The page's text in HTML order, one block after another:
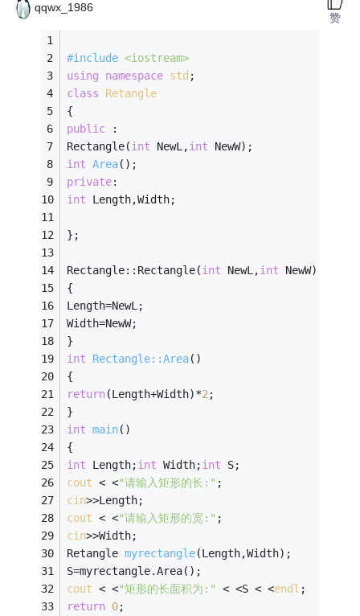
qqwx_1986
#include <iostream>
using
namespace std ;
class
Retangle
{
public :
Rectangle(int NewL,int NewW);
int Area() ;
private:
int Length,Width;
};
Rectangle::Rectangle(int NewL,int NewW)
{
Length=NewL;
Width=NewW;
}
int
Rectangle::Area()
{
return(Length+Width)*2;
}
int main()
{
int Length;int Width;int S;
cout < <"请输入矩形的长:" ;
cin>>Length;
cout < <"请输入矩形的宽:" ;
cin>>Width;
Retangle myrectangle(Length,Width) ;
S=myrectangle.Area();
cout < <"矩形的长面积为:" < <S < <endl ;
return 0;
赞